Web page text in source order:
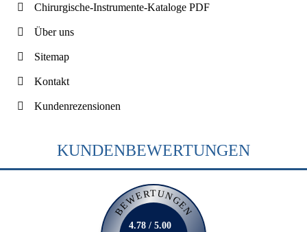
Chirurgische-Instrumente-Kataloge PDF
Über uns
Sitemap
Kontakt
Kundenrezensionen
KUNDENBEWERTUNGEN
BEWERTUNGEN
4.78 / 5.00